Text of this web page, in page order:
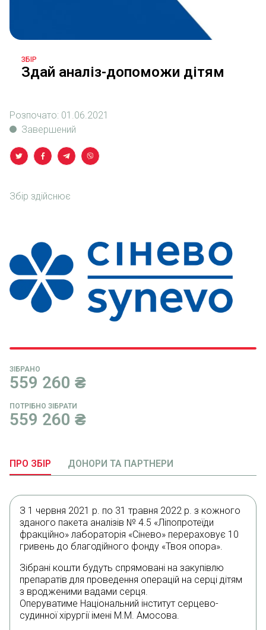
ЗБІР
Здай аналіз-допоможи дітям
Розпочато: 01.06.2021
Завершений
Збір здійснює
ЗІБРАНО
559 260 ₴
ПОТРІБНО ЗІБРАТИ
559 260 ₴
ПРО ЗБІР ДОНОРИ ТА ПАРТНЕРИ
З 1 червня 2021 р. по 31 травня 2022 р. з кожного
зданого пакета аналізів № 4.5 «Ліпопротеїди
фракційно» лабораторія «Сінево» перераховує 10
гривень до благодійного фонду «Твоя опора».
Зібрані кошти будуть спрямовані на закупівлю
препаратів для проведення операцій на серці дітям
з вродженими вадами серця.
Оперуватиме Національний інститут серцево-
судинної хірургії імені М.М. Амосова.